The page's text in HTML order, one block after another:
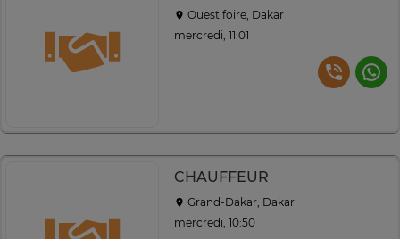
Ouest foire, Dakar
mercredi, 11:01
CHAUFFEUR
Grand-Dakar, Dakar
mercredi, 10:50